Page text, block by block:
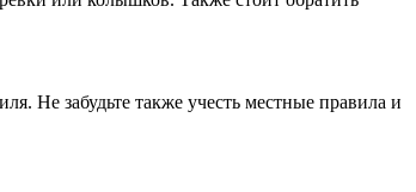
Не забудьте также учесть местные правила и